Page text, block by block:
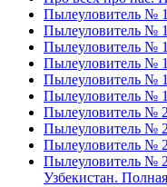
Пылеуловитель №
Пылеуловитель №
Пылеуловитель №
Пылеуловитель №
Пылеуловитель №
Пылеуловитель №
Пылеуловитель №
Пылеуловитель №
Пылеуловитель №
Пылеуловитель №
Узбекистан.